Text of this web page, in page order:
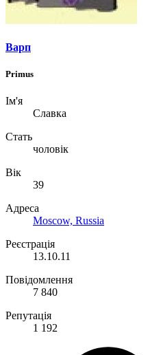
Варп
Primus
Ім'я
Славка
Стать
чоловік
Вік
39
Адреса
Moscow, Russia
Реєстрація
13.10.11
Повідомлення
7 840
Репутація
1 192